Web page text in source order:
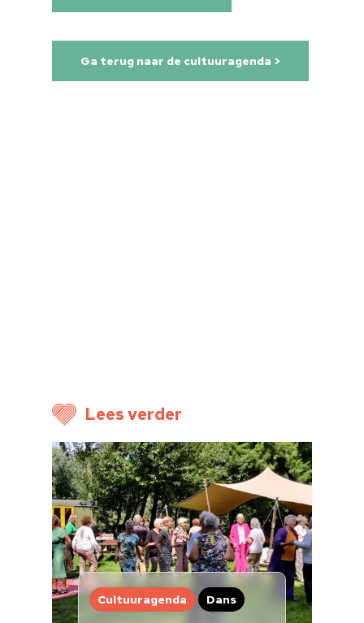
Ga terug naar de cultuuragenda >
Lees verder
Cultuuragenda Dans
Over ons
Nieuwsbrief
Doneren